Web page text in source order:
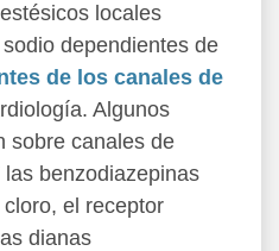
locales
dependientes de
de los canales de
Algunos
sobre canales de
benzodiazepinas
el receptor
dianas